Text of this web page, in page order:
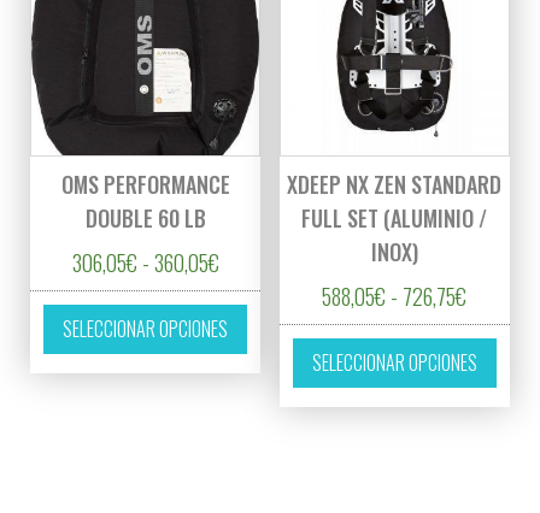
OMS PERFORMANCE
DOUBLE 60 LB
306,05€ -360,05€Rango de precios: desde 306,05€ hasta
SELECCIONAR OPCIONES
Este producto tiene múltiples variantes.
XDEEP NX ZEN STANDARD
FULL SET (ALUMINIO /
INOX)
588,05€ - 726,75€
SELECCIONAR OPCIONES
Este